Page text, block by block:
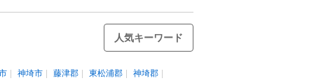
人気キーワード
神埼市 藤津郡 東松浦郡 神埼郡